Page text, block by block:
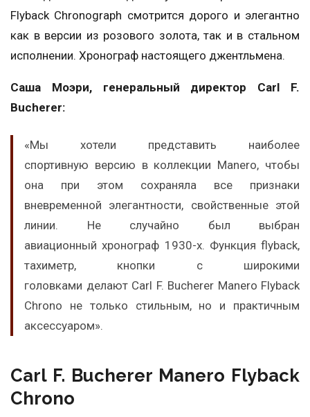
Flyback Chronograph смотрится дорого и элегантно
как в версии из розового золота, так и в стальном
исполнении. Хронограф настоящего джентльмена.
Саша Моэри, генеральный директор Carl F.
Bucherer:
«Мы хотели представить наиболее
спортивную версию в коллекции Manero, чтобы
она при этом сохраняла все признаки
вневременной элегантности, свойственные этой
линии. Не случайно был выбран
авиационный хронограф 1930-х. Функция flyback,
тахиметр, кнопки с широкими
головками делают Carl F. Bucherer Manero Flyback
Chrono не только стильным, но и практичным
аксессуаром».
Carl F. Bucherer Manero Flyback
Chrono